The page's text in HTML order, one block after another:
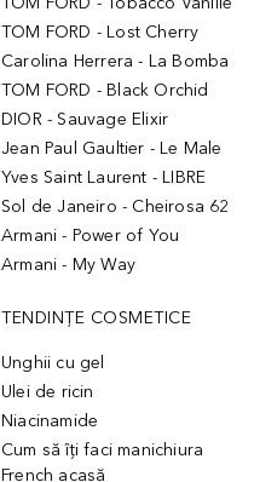
TOM FORD - Lost Cherry
Carolina Herrera - La Bomba
TOM FORD - Black Orchid
DIOR - Sauvage Elixir
Jean Paul Gaultier - Le Male
Yves Saint Laurent - LIBRE
Sol de Janeiro - Cheirosa 62
Armani - Power of You
Armani - My Way
TENDINȚE COSMETICE
Unghii cu gel
Ulei de ricin
Niacinamide
Cum să îți faci manichiura
French acasă